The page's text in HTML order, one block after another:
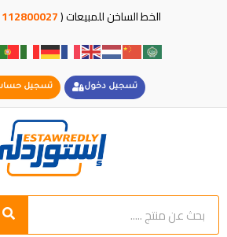
الخط الساخن للمبيعات (
تسجيل دخول تسجيل
Search